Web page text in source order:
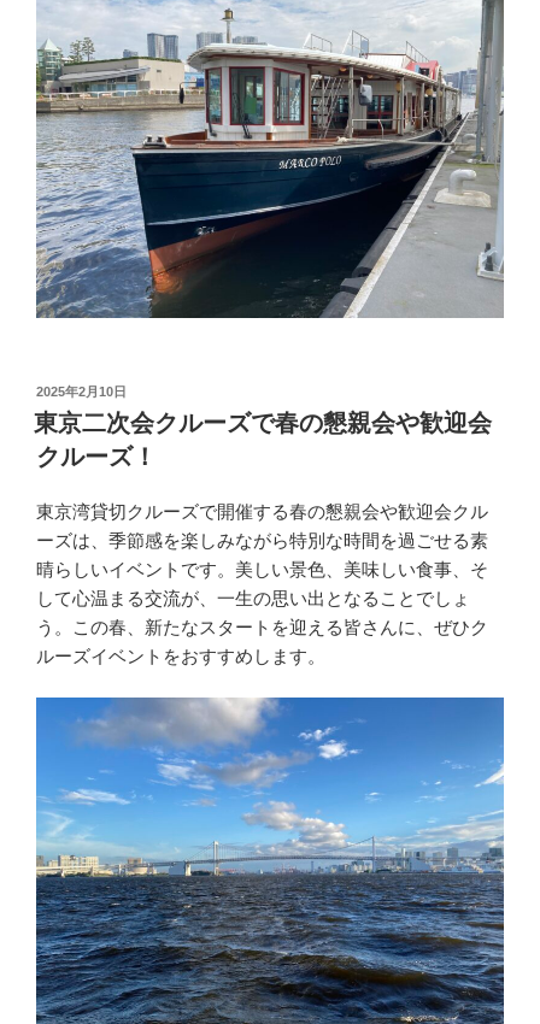
投
稿
日:
2025年2月10日
東京二次会クルーズで春の懇親会や歓迎会
クルーズ！
東京湾貸切クルーズで開催する春の懇親会や歓迎会クル
ーズは、季節感を楽しみながら特別な時間を過ごせる素
晴らしいイベントです。美しい景色、美味しい食事、そ
して心温まる交流が、一生の思い出となることでしょ
う。この春、新たなスタートを迎える皆さんに、ぜひク
ルーズイベントをおすすめします。